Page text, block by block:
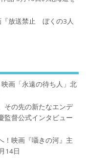
『放送禁止 ぼくの3人
画「永遠の待ち人」北
その先の新たなエンデ
監督公式インタビュー
！映画『囁きの河』主
14日